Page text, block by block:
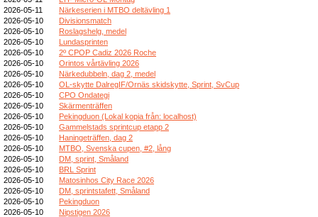
2026-05-11
Närkeserien i MTBO deltävling 1
2026-05-10
Divisionsmatch
2026-05-10
Roslagshelg, medel
2026-05-10
Lundasprinten
2026-05-10
2º CPOP Cadiz 2026 Roche
2026-05-10
Orintos vårtävling 2026
2026-05-10
Närkedubbeln, dag 2, medel
2026-05-10
OL-skytte DalregIF/Ornäs skidskytte, Sprint, SvCup
2026-05-10
CPO Ondategi
2026-05-10
Skärmenträffen
2026-05-10
Pekingduon (Lokal kopia från: localhost)
2026-05-10
Gammelstads sprintcup etapp 2
2026-05-10
Haningeträffen, dag 2
2026-05-10
MTBO, Svenska cupen, #2, lång
2026-05-10
DM, sprint, Småland
2026-05-10
BRL Sprint
2026-05-10
Matosinhos City Race 2026
2026-05-10
DM, sprintstafett, Småland
2026-05-10
Pekingduon
2026-05-10
Nipstigen 2026